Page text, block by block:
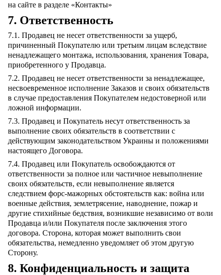
на сайте в разделе «Контакты»
7. Ответственность
7.1. Продавец не несет ответственности за ущерб,
причиненный Покупателю или третьим лицам вследствие
ненадлежащего монтажа, использования, хранения Товара,
приобретенного у Продавца.
7.2. Продавец не несет ответственности за ненадлежащее,
несвоевременное исполнение Заказов и своих обязательств
в случае предоставления Покупателем недостоверной или
ложной информации.
7.3. Продавец и Покупатель несут ответственность за
выполнение своих обязательств в соответствии с
действующим законодательством Украины и положениями
настоящего Договора.
7.4. Продавец или Покупатель освобождаются от
ответственности за полное или частичное невыполнение
своих обязательств, если невыполнение является
следствием форс-мажорных обстоятельств как: война или
военные действия, землетрясение, наводнение, пожар и
другие стихийные бедствия, возникшие независимо от воли
Продавца и/или Покупателя после заключения этого
договора. Сторона, которая может выполнить свои
обязательства, немедленно уведомляет об этом другую
Сторону.
8. Конфиденциальность и защита